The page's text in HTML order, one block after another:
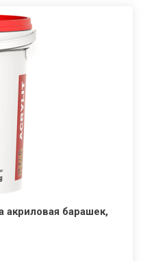
акриловая барашек,